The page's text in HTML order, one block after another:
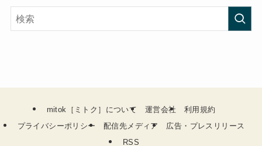
mitok［ミトク］について 運営会社
利用規約
プライバシーポリシー
配信先メディア
広告・プレスリリース
RSS